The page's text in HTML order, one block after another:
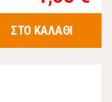
ΣΤΟ ΚΑΛΑΘΙ